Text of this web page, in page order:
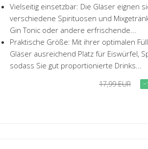
Vielseitig einsetzbar: Die Gläser eignen
verschiedene Spirituosen und
Gin Tonic oder andere erfrischende...
Praktische Größe: Mit ihrer optimalen
Gläser ausreichend Platz für Eiswürfel,
sodass Sie gut proportionierte Drinks...
17,99 EUR